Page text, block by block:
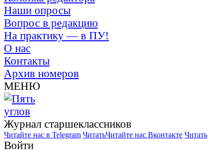
Наши опросы
Вопрос в редакцию
На практику — в ПУ!
О нас
Контакты
Архив номеров
МЕНЮ
Журнал старшекласcников
Читайте нас в Telegram ЧитатьЧитайте нас Вконтакте Читать
Войти